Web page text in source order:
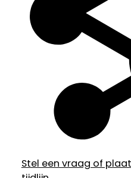
Stel een vraag of